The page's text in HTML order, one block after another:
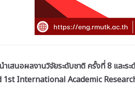
ำเสนอผลงานวิจัยระดับชาติ ครั้งที่ 8 และ
International Academic